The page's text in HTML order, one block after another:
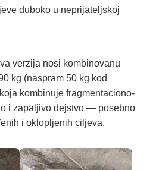
duboko u neprijateljskoj
verzija nosi kombinovanu
kg (naspram 50 kg kod
kombinuje fragmentaciono-
i zapaljivo dejstvo — posebno
i oklopljenih ciljeva.